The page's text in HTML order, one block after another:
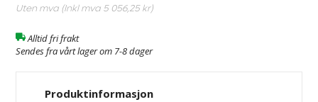
Uten mva (Inkl mva 5 056,25 kr)
Alltid fri frakt
Sendes fra vårt lager om 7-8 dager
Produktinformasjon